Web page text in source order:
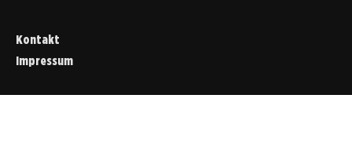
Kontakt
Impressum